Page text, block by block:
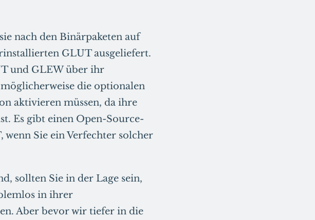
nach den Binärpaketen auf
GLUT ausgeliefert.
und GLEW über ihr
die optionalen
aktivieren müssen, da ihre
Es gibt einen Open-Source-
Sie ein Verfechter solcher
sollten Sie in der Lage sein,
in ihrer
Aber bevor wir tiefer in die